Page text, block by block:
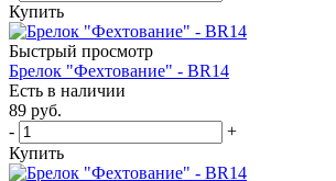
Купить
Быстрый просмотр
Брелок "Фехтование" - BR14
Есть в наличии
89 руб.
-
+
Купить